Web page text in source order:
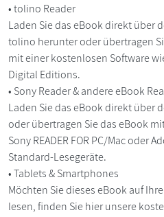
• tolino Reader
Laden Sie das eBook direkt über
tolino herunter oder übertragen
mit einer kostenlosen Software
Digital Editions.
• Sony Reader & andere eBook
Laden Sie das eBook direkt über
oder übertragen Sie das eBook
Sony READER FOR PC/Mac oder
Standard-Lesegeräte.
• Tablets & Smartphones
Möchten Sie dieses eBook auf
lesen, finden Sie hier unsere